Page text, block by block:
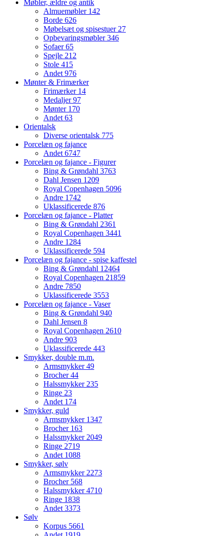
Møbler, ældre og antik
Almuemøbler 142
Borde 626
Møbelsæt og spisestuer27
Opbevaringsmøbler346
Sofaer65
Spejle 212
Stole 415
Andet976
Mønter & Frimærker
Frimærker 14
Medaljer97
Mønter 170
Andet63
Orientalsk
Diverse orientalsk 775
Porcelæn og fajance
Andet6747
Porcelæn og fajance - Figurer
Bing & Grøndahl 3763
Dahl Jensen 1209
Royal Copenhagen 5096
Andre 1742
Uklassificerede 876
Porcelæn og fajance - Platter
Bing & Grøndahl 2361
Royal Copenhagen 3441
Andre 1284
Uklassificerede 594
Porcelæn og fajance - spise kaffestel
Bing & Grøndahl 12464
Royal Copenhagen 21859
Andre 7850
Uklassificerede 3553
Porcelæn og fajance - Vaser
Bing & Grøndahl 940
Dahl Jensen 8
Royal Copenhagen 2610
Andre 903
Uklassificerede 443
Smykker, double m.m.
Armsmykker49
Brocher44
Halssmykker235
Ringe 23
Andet 174
Smykker, guld
Armsmykker 1347
Brocher 163
Halssmykker2049
Ringe 2719
Andet 1088
Smykker, sølv
Armsmykker2273
Brocher 568
Halssmykker4710
Ringe 1838
Andet3373
Sølv
Korpus 5661